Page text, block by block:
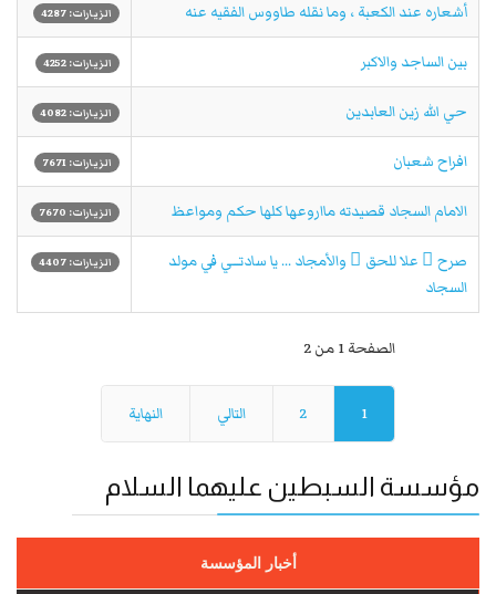
أشعاره عند الكعبة ، وما نقله طاووس الفقيه عنه الزيارات: 4287
بين الساجد والاكبر الزيارات: 4252
حي الله زين العابدين الزيارات: 4082
افراح شعبان الزيارات: 7671
الامام السجاد قصيدته مااروعها كلها حكم ومواعظ الزيارات: 7670
صرح ٌ علا للحق ِ والأمجاد ... يا سادتـــي في مولد
السجاد
الزيارات: 4407
الصفحة 1 من 2
1
2 التالي النهاية
مؤسسة السبطين عليهما السلام
أخبار المؤسسة